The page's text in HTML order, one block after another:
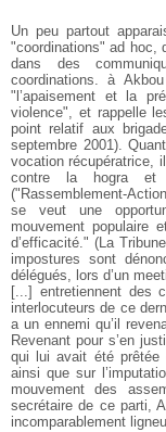
Un peu partout
"coordinations" ad hoc,
dans des
coordinations. à
"l’apaisement et la
violence", et rappelle
point relatif aux
septembre 2001).
vocation récupératrice,
contre la hogra et
("Rassemblement-
se veut une
mouvement populaire
d’efficacité." (La
impostures sont
délégués, lors d’un
[...] entretiennent des
interlocuteurs de ce
a un ennemi qu’il
Revenant pour s’en
qui lui avait été prêtée
ainsi que sur
mouvement des
secrétaire de ce parti,
incomparablement